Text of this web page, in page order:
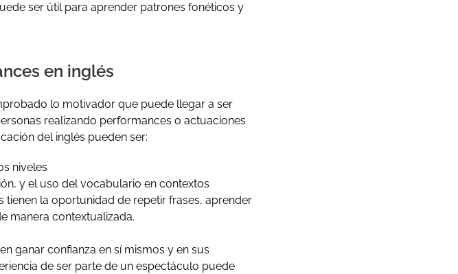
ser útil para aprender patrones fonéticos y
en inglés
lo motivador que puede llegar a ser
realizando performances o actuaciones
del inglés pueden ser:
niveles
y el uso del vocabulario en contextos
la oportunidad de repetir frases, aprender
manera contextualizada.
ganar confianza en sí mismos y en sus
de ser parte de un espectáculo puede